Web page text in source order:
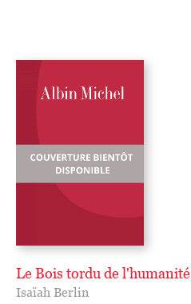
Le Bois tordu de l'humanité
Isaïah Berlin